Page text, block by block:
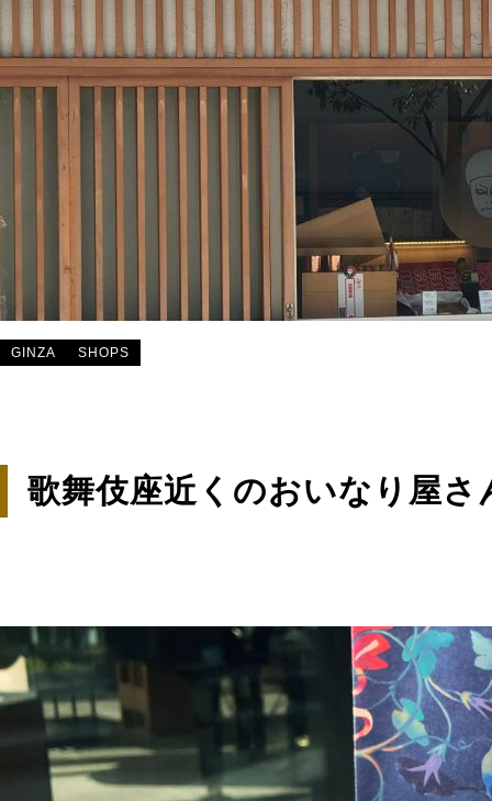
GINZA SHOPS
歌舞伎座近くのおいなり屋さ